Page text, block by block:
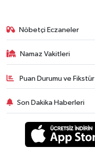
Nöbetçi Eczaneler
Namaz Vakitleri
Puan Durumu ve Fikstür
Son Dakika Haberleri